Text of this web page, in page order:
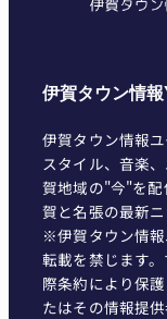
伊賀タウン情
伊賀タウン情報
スタイル、音楽
賀地域の"今"を配
賀と名張の最新
※伊賀タウン情
転載を禁じます
際条約により保
たはその情報提供